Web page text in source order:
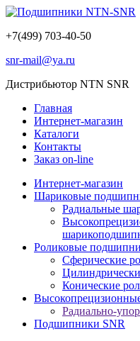
+7(499) 703-40-50
snr-mail@ya.ru
Дистрибьютор NTN SNR
Главная
Интернет-магазин
Каталоги
Контакты
Заказ on-line
Интернет-магазин
Шариковые
Радиальные
Роликовые
Сферические
Конические
Радиально-
Подшипники SNR